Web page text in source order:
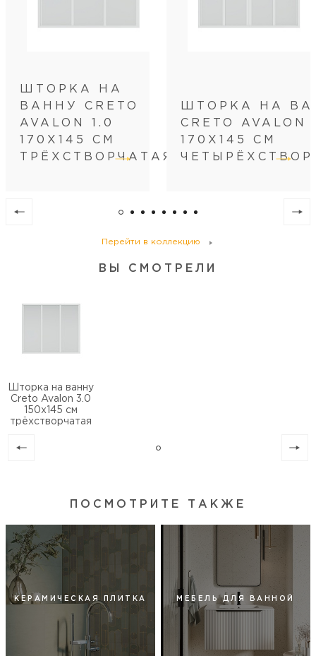
Перейти в коллекцию
ШТОРКА НА
ВАННУ CRETO
AVALON 1.0
170Х145 СМ
ТРЁХСТВОРЧАТАЯ
ШТОРКА НА
CRETO AVALON
170Х145 СМ
ВЫ СМОТРЕЛИ
Шторка на ванну
Creto Avalon 3.0
150х145 см
трёхстворчатая
ПОСМОТРИТЕ ТАКЖЕ
КЕРАМИЧЕСКАЯ ПЛИТКА МЕБЕЛЬ ДЛЯ ВАННОЙ